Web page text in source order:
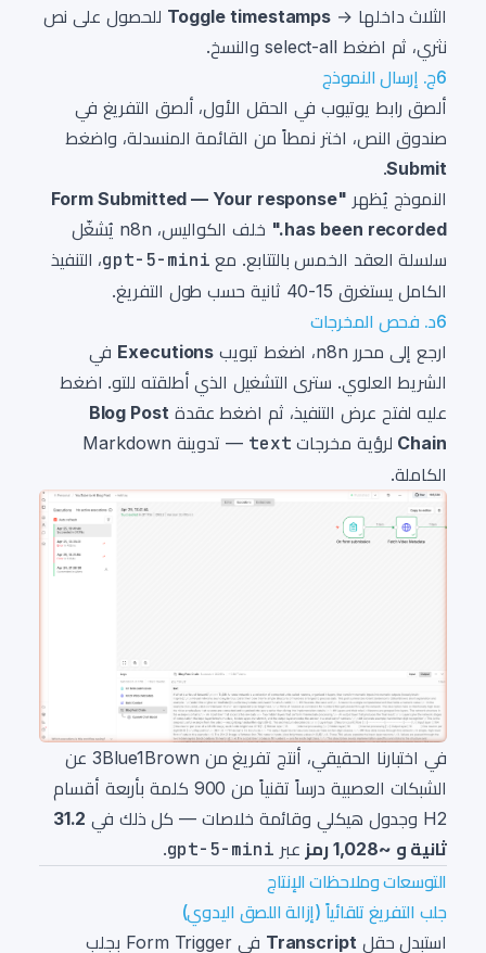
الثلاث داخلها → Toggle timestamps للحصول على نص
نثري، ثم اضغط select-all والنسخ.
6ج. إرسال النموذج
ألصق رابط يوتيوب في الحقل الأول، ألصق التفريغ في
صندوق النص، اختر نمطاً من القائمة المنسدلة، واضغط
Submit
.
النموذج يُظهر
"Form Submitted — Your response
has been recorded."
خلف الكواليس، n8n يُشغّل
سلسلة العقد الخمس بالتتابع. مع gpt-5-mini، التنفيذ
الكامل يستغرق 15-40 ثانية حسب طول التفريغ.
6د. فحص المخرجات
ارجع إلى محرر n8n، اضغط تبويب
Executions في
الشريط العلوي. سترى التشغيل الذي أطلقته للتو. اضغط
عليه لفتح عرض التنفيذ، ثم اضغط عقدةBlog Post
Chain لرؤية مخرجات text
— تدوينة Markdown
الكاملة.
في اختبارنا الحقيقي، أنتج تفريغ من 3Blue1Brown عن
الشبكات العصبية درساً تقنياً من 900 كلمة بأربعة أقسام
H2 وجدول هيكلي وقائمة خلاصات — كل ذلك في
31.2
ثانية و ~1,028 رمز
عبر gpt-5-mini
.
التوسعات وملاحظات الإنتاج
جلب التفريغ تلقائياً (إزالة اللصق اليدوي)
استبدل حقل Transcript في Form Trigger بجلب